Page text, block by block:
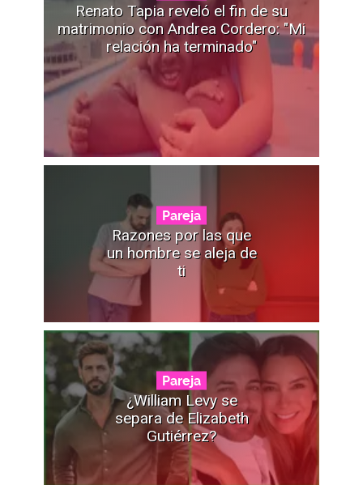
Renato Tapia reveló el fin de su
matrimonio con Andrea Cordero: "Mi
relación ha terminado"
Pareja
Razones por las que
un hombre se aleja de
ti
Pareja
¿William Levy se
separa de Elizabeth
Gutiérrez?